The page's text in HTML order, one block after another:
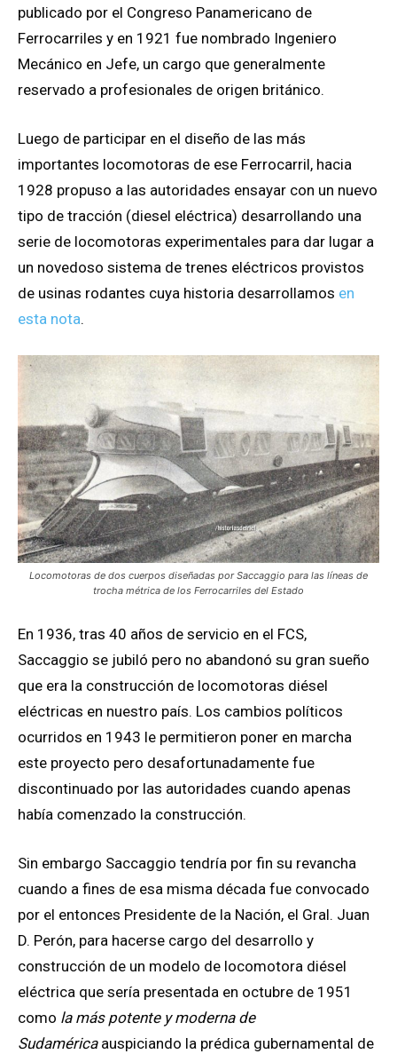
publicado por el Congreso Panamericano de
Ferrocarriles y en 1921 fue nombrado Ingeniero
Mecánico en Jefe, un cargo que generalmente
reservado a profesionales de origen británico.
Luego de participar en el diseño de las más
importantes locomotoras de ese Ferrocarril, hacia
1928 propuso a las autoridades ensayar con un nuevo
tipo de tracción (diesel eléctrica) desarrollando una
serie de locomotoras experimentales para dar lugar a
un novedoso sistema de trenes eléctricos provistos
de usinas rodantes cuya historia desarrollamos en
esta nota.
Locomotoras de dos cuerpos diseñadas por Saccaggio para las líneas de
trocha métrica de los Ferrocarriles del Estado
En 1936, tras 40 años de servicio en el FCS,
Saccaggio se jubiló pero no abandonó su gran sueño
que era la construcción de locomotoras diésel
eléctricas en nuestro país. Los cambios políticos
ocurridos en 1943 le permitieron poner en marcha
este proyecto pero desafortunadamente fue
discontinuado por las autoridades cuando apenas
había comenzado la construcción.
Sin embargo Saccaggio tendría por fin su revancha
cuando a fines de esa misma década fue convocado
por el entonces Presidente de la Nación, el Gral. Juan
D. Perón, para hacerse cargo del desarrollo y
construcción de un modelo de locomotora diésel
eléctrica que sería presentada en octubre de 1951
como la más potente y moderna de
Sudaméricaauspiciando la prédica gubernamental de